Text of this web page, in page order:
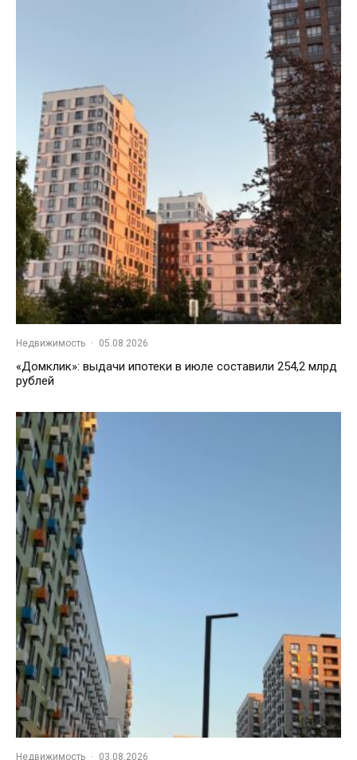
Недвижимость · 05.08.2026
«Домклик»: выдачи ипотеки в июле составили 254,2 млрд
рублей
Недвижимость · 03.08.2026